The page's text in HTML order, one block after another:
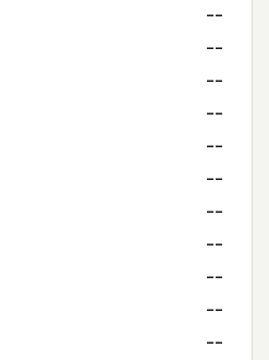
--
--
--
--
--
--
--
--
--
--
--